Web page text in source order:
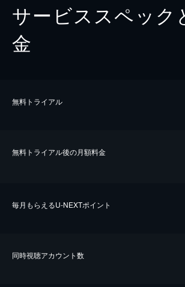
サービススペック
金
無料トライアル
無料トライアル後の⽉額料金
毎⽉もらえるU-NEXTポイント
同時視聴アカウント数